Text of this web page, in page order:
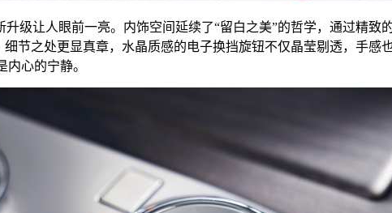
级让人眼前一亮。内饰空间延续了“留白之美”的哲学，通过精
节之处更显真章，水晶质感的电子换挡旋钮不仅晶莹剔透，手
心的宁静。